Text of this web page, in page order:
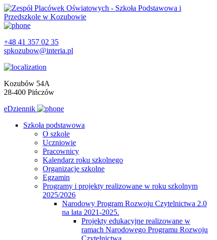
+48 41 357 02 35
spkozubow@interia.pl
Kozubów 54A
28-400 Pińczów
eDziennik
Szkoła podstawowa
O szkole
Uczniowie
Pracownicy
Kalendarz roku szkolnego
Organizacje szkolne
Egzamin
Programy i projekty realizowane w roku szkolnym
2025/2026
Narodowy Program Rozwoju Czytelnictwa 2.0
na lata 2021-2025.
Projekty edukacyjne realizowane w
ramach Narodowego Programu Rozwoju
Czytelnictwa